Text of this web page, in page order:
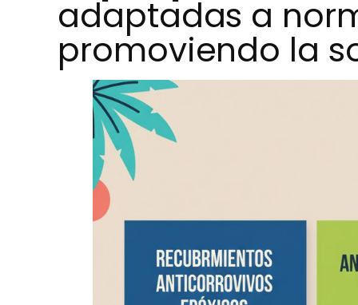
adaptadas a
promoviendo la